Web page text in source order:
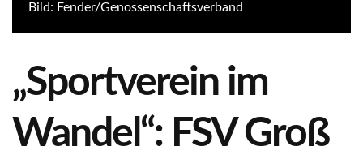
Bild: Fender/Genossenschaftsverband
„Sportverein im
Wandel“: FSV Groß